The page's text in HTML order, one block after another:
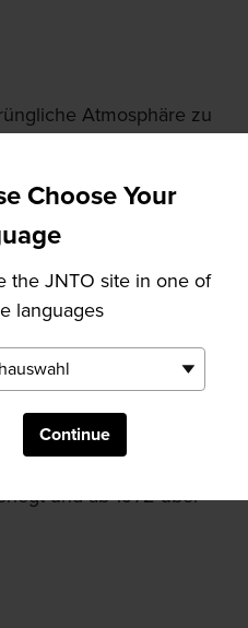
Choose Your
the JNTO site in one of
languages
Continue
Atmosphäre zu
Kerzen
statt, die bei der
Land sehr beliebt
aber der Name
1900 erhalten. Nach
unter dem Namen
wichtigen Kulturgut
und ab 1972 über